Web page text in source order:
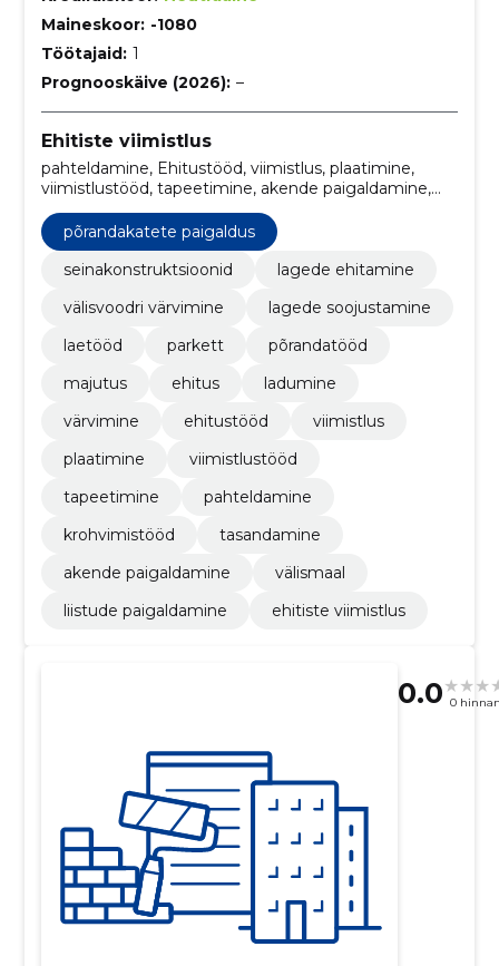
Maineskoor: -1080
Töötajaid: 1
Prognooskäive (2026): –
Ehitiste viimistlus
pahteldamine, Ehitustööd, viimistlus, plaatimine,
viimistlustööd, tapeetimine, akende paigaldamine,
liistude paigaldamine, välismaal, Värvimine
põrandakatete paigaldus
seinakonstruktsioonid
lagede ehitamine
välisvoodri värvimine
lagede soojustamine
laetööd
parkett
põrandatööd
majutus
ehitus
ladumine
värvimine
ehitustööd
viimistlus
plaatimine
viimistlustööd
tapeetimine
pahteldamine
krohvimistööd
tasandamine
akende paigaldamine
välismaal
liistude paigaldamine
ehitiste viimistlus
0.0 0